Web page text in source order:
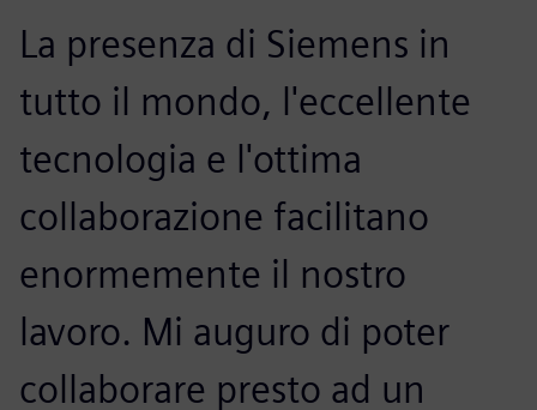
La presenza di Siemens in
tutto il mondo, l'eccellente
tecnologia e l'ottima
collaborazione facilitano
enormemente il nostro
lavoro. Mi auguro di poter
collaborare presto ad un